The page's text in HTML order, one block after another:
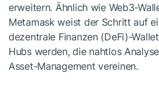
erweitern. Ähnlich wie Web3-
Metamask weist der Schritt auf
dezentrale Finanzen (DeFi)-
Hubs werden, die nahtlos
Asset-Management vereinen.